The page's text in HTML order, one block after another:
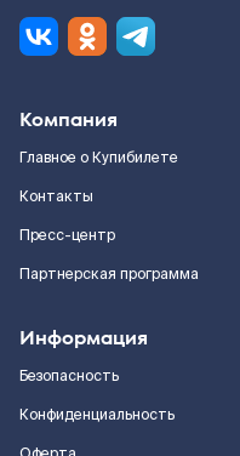
Компания
Главное о Купибилете
Контакты
Пресс-центр
Партнерская программа
Информация
Безопасность
Конфиденциальность